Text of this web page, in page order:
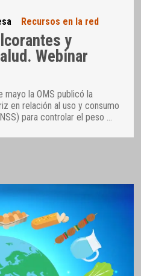
Recursos en la red
y
Webinar
mayo la OMS publicó la
en relación al uso y consumo
para controlar el peso …